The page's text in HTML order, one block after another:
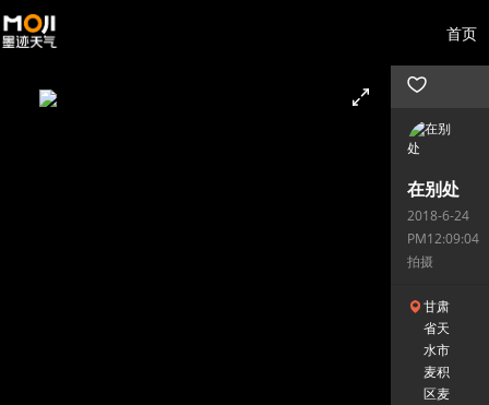
首页
在别处
2018-6-24
PM12:09:04
拍摄
甘肃
省天
水市
麦积
区麦